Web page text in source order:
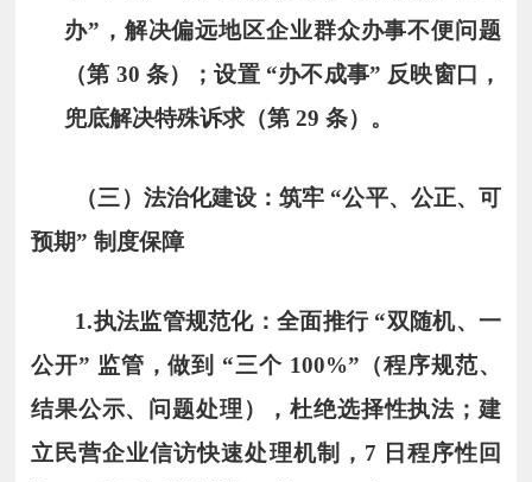
办”，解决偏远地区企业群众办事不便问题
（第 30 条）；设置 “办不成事” 反映窗口，
兜底解决特殊诉求（第 29 条）。
（三）法治化建设：筑牢 “公平、公正、可
预期” 制度保障
1.执法监管规范化：全面推行 “双随机、一
公开” 监管，做到 “三个 100%”（程序规范、
结果公示、问题处理），杜绝选择性执法；建
立民营企业信访快速处理机制，7 日程序性回